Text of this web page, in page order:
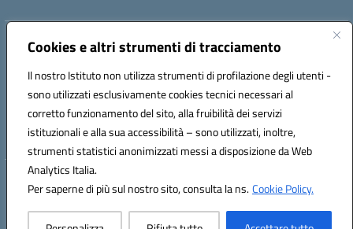
Cookies e altri strumenti di tracciamento
Il nostro Istituto non utilizza strumenti di profilazione degli utenti -
sono utilizzati esclusivamente cookies tecnici necessari al
corretto funzionamento del sito, alla fruibilità dei servizi
istituzionali e alla sua accessibilità – sono utilizzati, inoltre,
strumenti statistici anonimizzati messi a disposizione da Web
Analytics Italia.
Per saperne di più sul nostro sito, consulta la ns.Cookie Policy.
Indirizzo:Via Selicato, 1 71122 FOGGIA (FG)
Posta elettronica certificata (PEC):fgee01200c@pec.istruzione.it
Codice fiscale: 80005820719
Codice meccanografico: FGEE01200C
Hosting & Powered by 3D Solution S.r.l.
Concept & Design by Designers Italia